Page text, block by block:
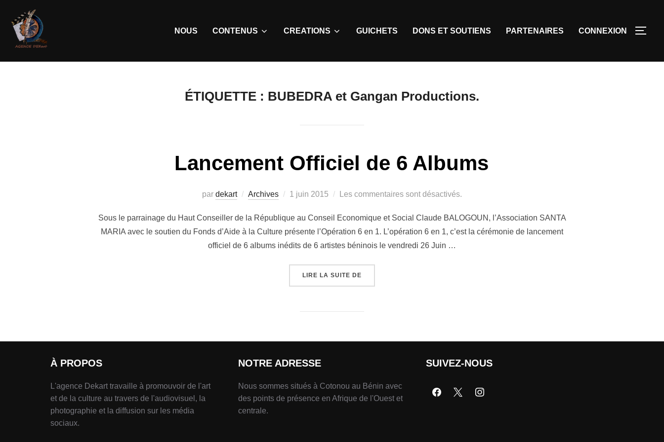
NOUS CONTENUS CREATIONS GUICHETS DONS ET SOUTIENS PARTENAIRES CONNEXION
ÉTIQUETTE : BUBEDRA et Gangan Productions.
Lancement Officiel de 6 Albums
par dekart Archives 1 juin 2015 Les commentaires sont désactivés.
Sous le parrainage du Haut Conseiller de la République au Conseil Economique et Social Claude BALOGOUN, l’Association SANTA
MARIA avec le soutien du Fonds d’Aide à la Culture présente l’Opération 6 en 1. L’opération 6 en 1, c’est la cérémonie de lancement
officiel de 6 albums inédits de 6 artistes béninois le vendredi 26 Juin …
LIRE LA SUITE DE
À PROPOS
L'agence Dekart travaille à promouvoir de l'art
et de la culture au travers de l'audiovisuel, la
photographie et la diffusion sur les média
sociaux.
NOTRE ADRESSE
Nous sommes situés à Cotonou au Bénin avec
des points de présence en Afrique de l'Ouest et
centrale.
SUIVEZ-NOUS